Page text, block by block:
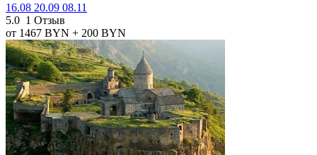
16.08 20.09 08.11
5.0 1 Отзыв
от 1467 BYN + 200 BYN